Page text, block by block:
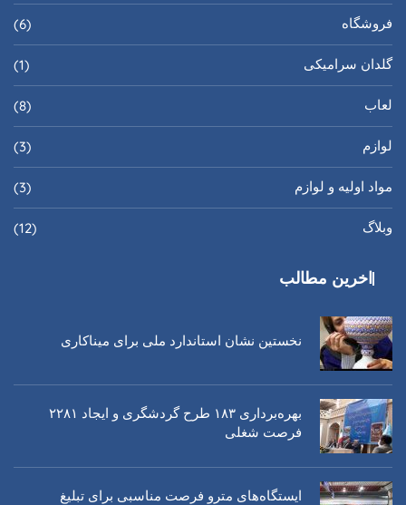
فروشگاه (6)
گلدان سرامیکی (1)
لعاب (8)
لوازم (3)
مواد اولیه و لوازم (3)
وبلاگ (12)
اخرین مطالب
نخستین نشان استاندارد ملی برای میناکاری
بهره‌برداری ١٨٣ طرح گردشگری و ایجاد ٢٢٨١
فرصت شغلی
ایستگاه‌های مترو فرصت مناسبی برای تبلیغ